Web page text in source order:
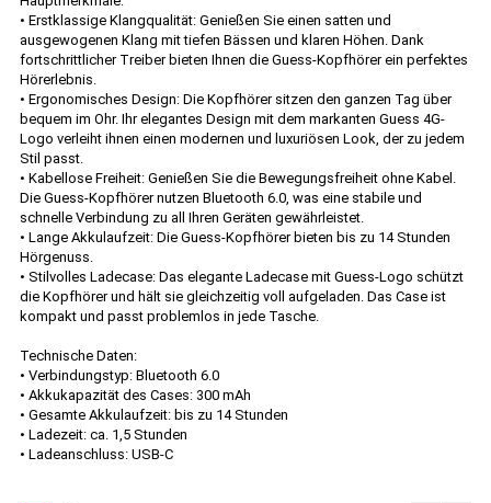
• Erstklassige Klangqualität: Genießen Sie einen satten und
ausgewogenen Klang mit tiefen Bässen und klaren Höhen. Dank
fortschrittlicher Treiber bieten Ihnen die Guess-Kopfhörer ein perfektes
Hörerlebnis.
• Ergonomisches Design: Die Kopfhörer sitzen den ganzen Tag über
bequem im Ohr. Ihr elegantes Design mit dem markanten Guess 4G-
Logo verleiht ihnen einen modernen und luxuriösen Look, der zu jedem
Stil passt.
• Kabellose Freiheit: Genießen Sie die Bewegungsfreiheit ohne Kabel.
Die Guess-Kopfhörer nutzen Bluetooth 6.0, was eine stabile und
schnelle Verbindung zu all Ihren Geräten gewährleistet.
• Lange Akkulaufzeit: Die Guess-Kopfhörer bieten bis zu 14 Stunden
Hörgenuss.
• Stilvolles Ladecase: Das elegante Ladecase mit Guess-Logo schützt
die Kopfhörer und hält sie gleichzeitig voll aufgeladen. Das Case ist
kompakt und passt problemlos in jede Tasche.
Technische Daten:
• Verbindungstyp: Bluetooth 6.0
• Akkukapazität des Cases: 300 mAh
• Gesamte Akkulaufzeit: bis zu 14 Stunden
• Ladezeit: ca. 1,5 Stunden
• Ladeanschluss: USB-C